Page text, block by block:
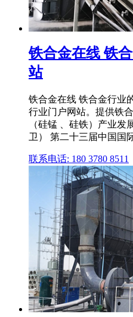
铁合金在线 铁
站
铁合金在线 铁合金行业
行业门户网站。提供铁
（硅锰 、硅铁）产业发
卫） 第二十三届中国国
联系电话: 180 3780 8511